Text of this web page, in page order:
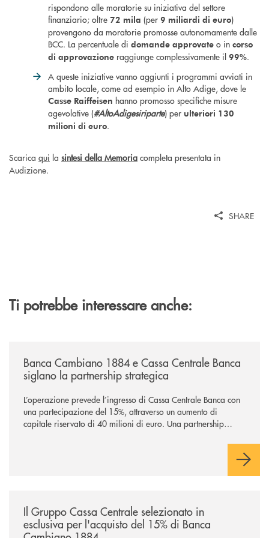
rispondono alle moratorie su iniziativa del settore
finanziario; oltre 72 mila (per 9 miliardi di euro)
provengono da moratorie promosse autonomamente dalle
BCC. La percentuale di domande approvate o in corso
di approvazione raggiunge complessivamente il 99%.
A queste iniziative vanno aggiunti i programmi avviati in
ambito locale, come ad esempio in Alto Adige, dove le
Casse Raiffeisen hanno promosso specifiche misure
agevolative (#AltoAdigesiriparte) per ulteriori 130
milioni di euro.
Scarica qui la sintesi della Memoria completa presentata in
Audizione.
SHARE
Ti potrebbe interessare anche:
Banca Cambiano 1884 e Cassa Centrale Banca
siglano la partnership strategica
L’operazione prevede l’ingresso di Cassa Centrale Banca con
una partecipazione del 15%, attraverso un aumento di
capitale riservato di 40 milioni di euro. Una partnership
comuni e sulla prossimità ai territori, per ampliare l’offerta e
Il Gruppo Cassa Centrale selezionato in
esclusiva per l'acquisto del 15% di Banca